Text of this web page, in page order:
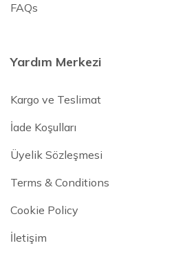
FAQs
Yardım Merkezi
Kargo ve Teslimat
İade Koşulları
Üyelik Sözleşmesi
Terms & Conditions
Cookie Policy
İletişim